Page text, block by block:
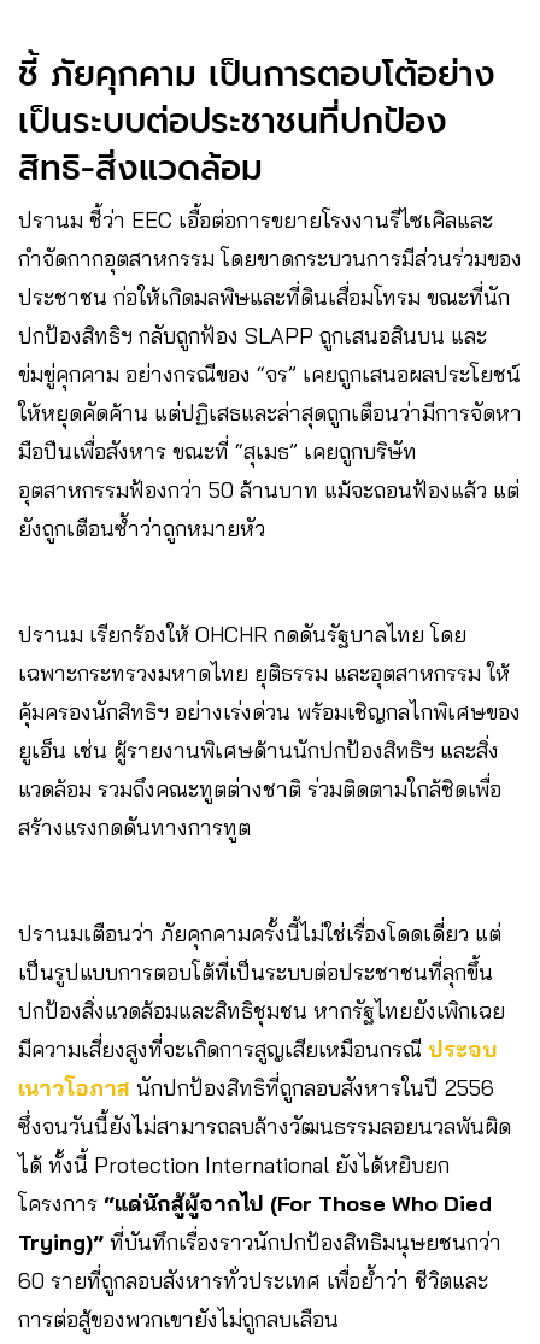
ชี้ ภัยคุกคาม เป็นการตอบโต้อย่าง
เป็นระบบต่อประชาชนที่ปกป้อง
สิทธิ-สิ่งแวดล้อม
ปรานม ชี้ว่า EEC เอื้อต่อการขยายโรงงานรีไซเคิลและ
กำจัดกากอุตสาหกรรม โดยขาดกระบวนการมีส่วนร่วมของ
ประชาชน ก่อให้เกิดมลพิษและที่ดินเสื่อมโทรม ขณะที่นัก
ปกป้องสิทธิฯ กลับถูกฟ้อง SLAPP ถูกเสนอสินบน และ
ข่มขู่คุกคาม อย่างกรณีของ “จร” เคยถูกเสนอผลประโยชน์
ให้หยุดคัดค้าน แต่ปฏิเสธและล่าสุดถูกเตือนว่ามีการจัดหา
มือปืนเพื่อสังหาร ขณะที่ “สุเมธ” เคยถูกบริษัท
อุตสาหกรรมฟ้องกว่า 50 ล้านบาท แม้จะถอนฟ้องแล้ว แต่
ยังถูกเตือนซ้ำว่าถูกหมายหัว
ปรานม เรียกร้องให้ OHCHR กดดันรัฐบาลไทย โดย
เฉพาะกระทรวงมหาดไทย ยุติธรรม และอุตสาหกรรม ให้
คุ้มครองนักสิทธิฯ อย่างเร่งด่วน พร้อมเชิญกลไกพิเศษของ
ยูเอ็น เช่น ผู้รายงานพิเศษด้านนักปกป้องสิทธิฯ และสิ่ง
แวดล้อม รวมถึงคณะทูตต่างชาติ ร่วมติดตามใกล้ชิดเพื่อ
สร้างแรงกดดันทางการทูต
ปรานมเตือนว่า ภัยคุกคามครั้งนี้ไม่ใช่เรื่องโดดเดี่ยว แต่
เป็นรูปแบบการตอบโต้ที่เป็นระบบต่อประชาชนที่ลุกขึ้น
ปกป้องสิ่งแวดล้อมและสิทธิชุมชน หากรัฐไทยยังเพิกเฉย
มีความเสี่ยงสูงที่จะเกิดการสูญเสียเหมือนกรณี ประจบ
เนาวโอภาส นักปกป้องสิทธิที่ถูกลอบสังหารในปี 2556
ซึ่งจนวันนี้ยังไม่สามารถลบล้างวัฒนธรรมลอยนวลพ้นผิด
ได้ ทั้งนี้ Protection International ยังได้หยิบยก
โครงการ “แด่นักสู้ผู้จากไป (For Those Who Died
Trying)” ที่บันทึกเรื่องราวนักปกป้องสิทธิมนุษยชนกว่า
60 รายที่ถูกลอบสังหารทั่วประเทศ เพื่อย้ำว่า ชีวิตและ
การต่อสู้ของพวกเขายังไม่ถูกลบเลือน